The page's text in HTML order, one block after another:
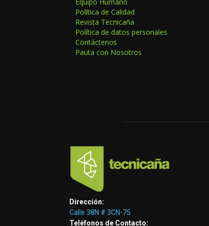
Equipo Humano
Política de Calidad
Revista Tecnicaña
Política de datos personales
Contáctenos
Pauta con Nosotros
Dirección:
Calle 38N # 3CN-75
Teléfonos de Contacto: